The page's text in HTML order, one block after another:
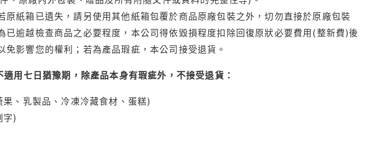
紙箱已遺失，請另使用其他紙箱包覆於商品原廠包裝之外，切勿直接於原廠包裝
已逾越檢查商品之必要程度，本公司得依毀損程度扣除回復原狀必要費用(整新費)後
影響您的權利；若為產品瑕疵，本公司接受退貨。
用七日猶豫期，除產品本身有瑕疵外，不接受退貨：
、乳製品、冷凍冷藏食材、蛋糕)
字)